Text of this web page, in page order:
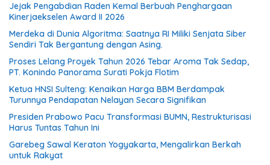
Jejak Pengabdian Raden Kemal Berbuah Penghargaan
Kinerjaekselen Award II 2026
Merdeka di Dunia Algoritma: Saatnya RI Miliki Senjata Siber
Sendiri Tak Bergantung dengan Asing.
Proses Lelang Proyek Tahun 2026 Tebar Aroma Tak Sedap,
PT. Konindo Panorama Surati Pokja Flotim
Ketua HNSI Sulteng: Kenaikan Harga BBM Berdampak
Turunnya Pendapatan Nelayan Secara Signifikan
Presiden Prabowo Pacu Transformasi BUMN, Restrukturisasi
Harus Tuntas Tahun Ini
Garebeg Sawal Keraton Yogyakarta, Mengalirkan Berkah
untuk Rakyat